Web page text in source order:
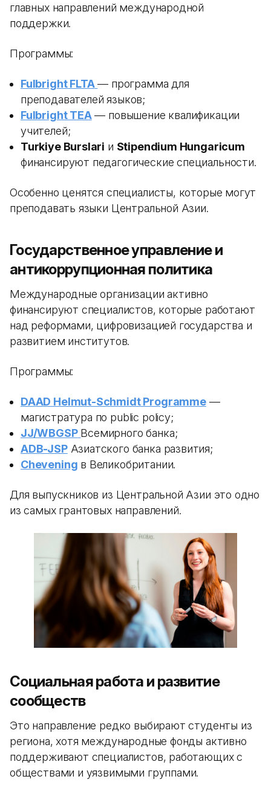
главных направлений международной
поддержки.
Программы:
Fulbright FLTA — программа для
преподавателей языков;
Fulbright TEA— повышение квалификации
учителей;
Turkiye Burslari и Stipendium Hungaricum
финансируют педагогические специальности.
Особенно ценятся специалисты, которые могут
преподавать языки Центральной Азии.
Государственное управление и
антикоррупционная политика
Международные организации активно
финансируют специалистов, которые работают
над реформами, цифровизацией государства и
развитием институтов.
Программы:
DAAD Helmut-Schmidt Programme—
магистратура по public policy;
JJ/WBGSP Всемирного банка;
ADB-JSPАзиатского банка развития;
Chevening в Великобритании.
Для выпускников из Центральной Азии это одно
из самых грантовых направлений.
Социальная работа и развитие
сообществ
Это направление редко выбирают студенты из
региона, хотя международные фонды активно
поддерживают специалистов, работающих с
обществами и уязвимыми группами.